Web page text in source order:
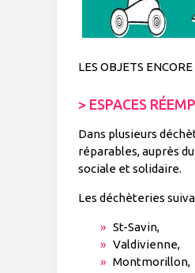
LES OBJETS
> ESPACES
Dans plusieurs
réparables, auprès
sociale et solidaire.
Les déchèteries
St-Savin,
Valdivienne,
Montmorillon,